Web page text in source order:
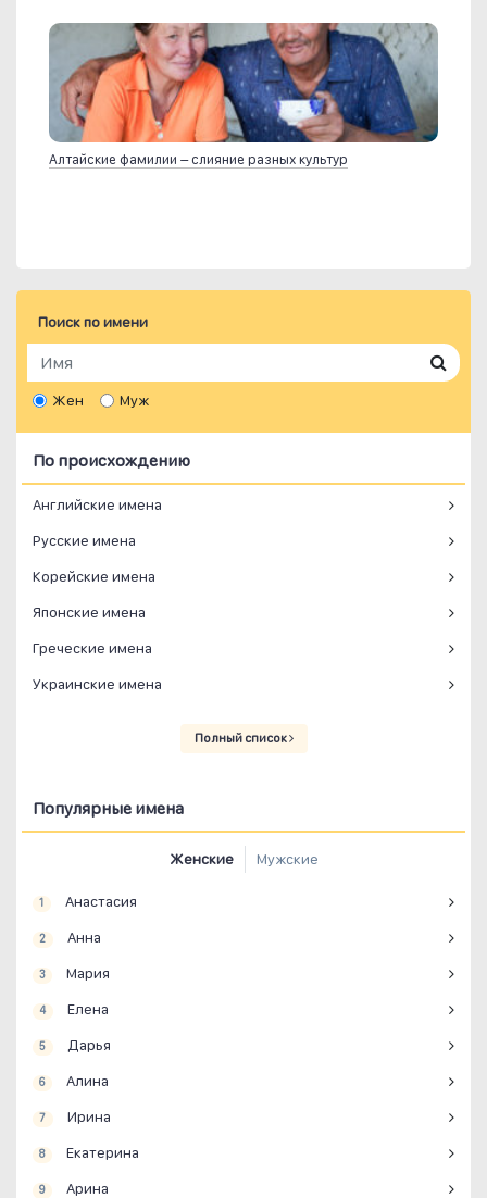
Алтайские фамилии – слияние разных культур
Поиск по имени
Жен Муж
По происхождению
Английские имена
Русские имена
Корейские имена
Японские имена
Греческие имена
Украинские имена
Полный список
Популярные имена
Женские Мужские
1 Анастасия
2 Анна
3 Мария
4 Елена
5 Дарья
6 Алина
7 Ирина
8 Екатерина
9 Арина